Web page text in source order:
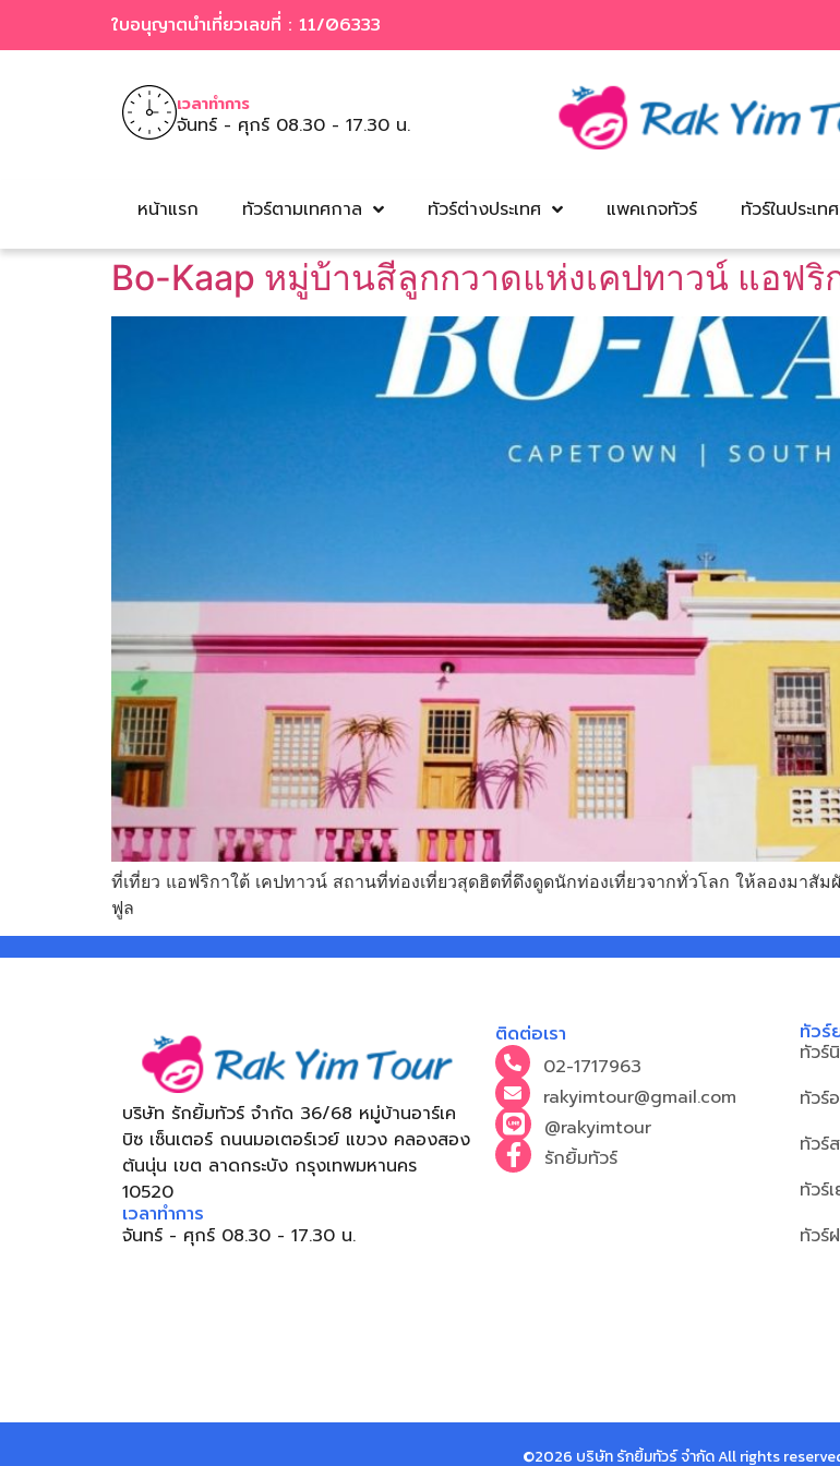
ใบอนุญาตนำเที่ยวเลขที่ : 11/06333
เวลาทำการ
จันทร์ - ศุกร์ 08.30 - 17.30 น.
หน้าแรก ทัวร์ตามเทศกาล ทัวร์ต่างประเทศ แพคเกจทัวร์ ทัวร์ในประเทศ
Bo-Kaap หมู่บ้านสีลูกกวาดแห่งเคปทาวน์ แอฟริ
ที่เที่ยว แอฟริกาใต้ เคปทาวน์ สถานที่ท่องเที่ยวสุดฮิตที่ดึงดูดนักท่องเที่ยวจากทั่วโลก ให้ลองมาสั
ฟูล
บริษัท รักยิ้มทัวร์ จำกัด 36/68 หมู่บ้านอาร์เค
บิซ เซ็นเตอร์ ถนนมอเตอร์เวย์ แขวง คลองสอง
ต้นนุ่น เขต ลาดกระบัง กรุงเทพมหานคร
10520
เวลาทำการ
จันทร์ - ศุกร์ 08.30 - 17.30 น.
ติดต่อเรา
02-1717963
rakyimtour@gmail.com
@rakyimtour
รักยิ้มทัวร์
ทัวร์
ทัวร์
ทัวร์
ทัวร์
ทัวร์
ทัวร์
©2026 บริษัท รักยิ้มทัวร์ จำกัด All rights